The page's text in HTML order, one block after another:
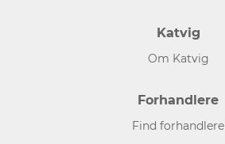
Katvig
Om Katvig
Forhandlere
Find forhandlere